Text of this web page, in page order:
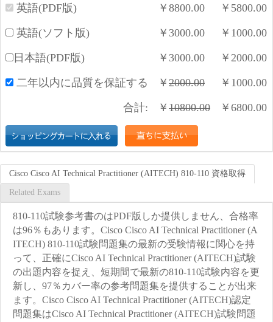
英語(PDF版) ￥ 8800.00 ￥ 5800.00
英語(ソフト版) ￥ 3000.00 ￥ 1000.00
日本語(PDF版) ￥ 3000.00 ￥ 2000.00
二年以内に品質を保証する ￥ 2000.00 ￥ 1000.00
合計: ￥ 10800.00 ￥ 6800.00
Cisco Cisco AI Technical Practitioner (AITECH) 810-110 資格取得
Related Exams
810-110試験参考書のはPDF版しか提供しません、合格率
は96％もあります。Cisco Cisco AI Technical Practitioner (A
ITECH) 810-110試験問題集の最新の受験情報に関心を持
って、正確にCisco AI Technical Practitioner (AITECH)試験
の出題内容を捉え、短期間で最新の810-110試験内容を更
新し、97％カバー率の参考問題集を提供することが出来
ます。Cisco Cisco AI Technical Practitioner (AITECH)認定
問題集はCisco AI Technical Practitioner (AITECH)試験問題